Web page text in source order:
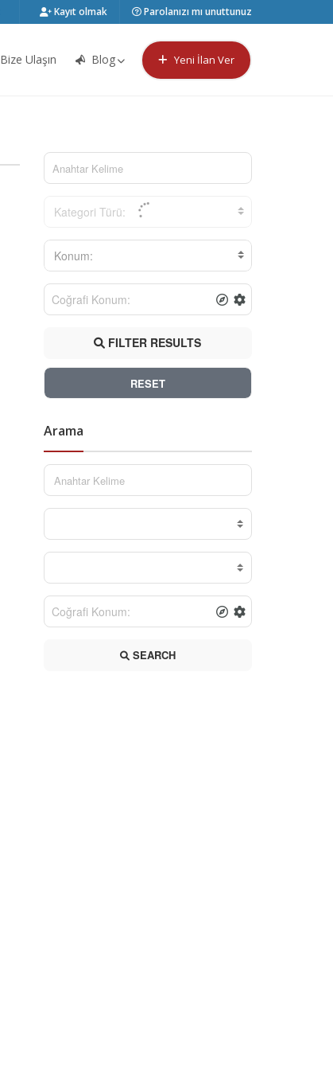
Kayıt olmak Parolanızı mı unuttunuz
Bize Ulaşın Blog Yeni İlan Ver
Kategori Türü:
Konum:
FILTER RESULTS
RESET
Arama
SEARCH